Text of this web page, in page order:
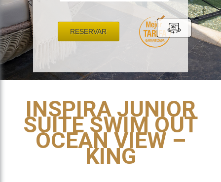
RESERVAR
INSPIRA JUNIOR
SUITE SWIM OUT
OCEAN VIEW –
KING